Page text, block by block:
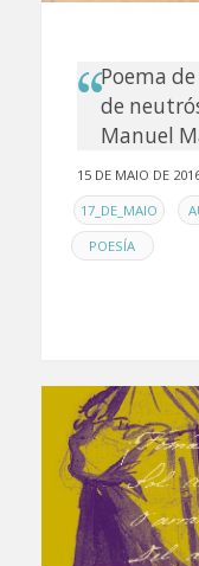
Poema
de
Manuel
15 DE MAIO DE
EN17_DE_MAIO ,
POESÍA